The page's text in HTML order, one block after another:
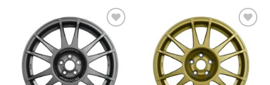
Aggiungi
alla lista
dei
desideri
Aggiungi
alla lista
dei
desideri